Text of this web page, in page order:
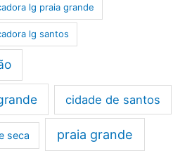
lg praia grande
lg santos
cidade de santos
seca praia grande